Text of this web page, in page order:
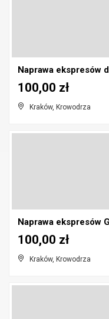
Kraków, Krowodrza
100,00 zł
Naprawa ekspresów
Kraków, Krowodrza
100,00 zł